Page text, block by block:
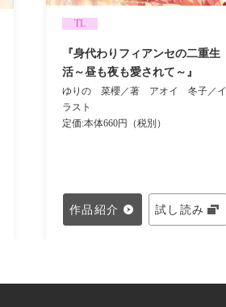
TL
『身代わりフィアンセの二重生
活～昼も夜も愛されて～』
ゆりの 菜櫻／著
アオイ 冬子／イ
ラスト
定価:本体660円（税別）
作品紹介 試し読み